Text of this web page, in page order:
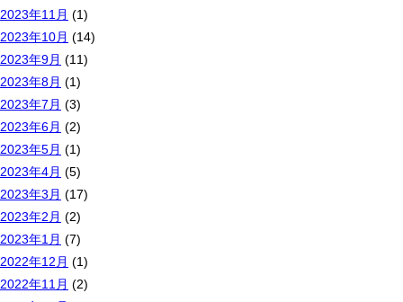
2023年11月 (1)
2023年10月 (14)
2023年9月 (11)
2023年8月 (1)
2023年7月 (3)
2023年6月 (2)
2023年5月 (1)
2023年4月 (5)
2023年3月 (17)
2023年2月 (2)
2023年1月 (7)
2022年12月 (1)
2022年11月 (2)